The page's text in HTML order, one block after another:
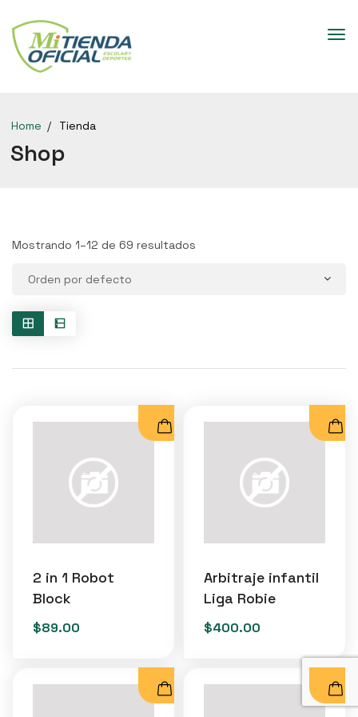
Home Tienda
Shop
Mostrando 1–12 de 69 resultados
2 in 1 Robot
Block
$89.00
Arbitraje infantil
Liga Robie
$400.00